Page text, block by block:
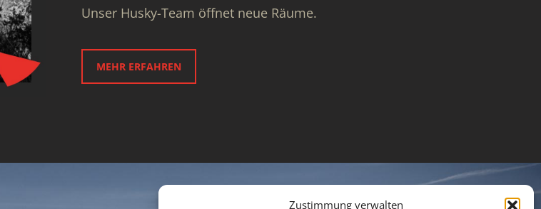
Zustimmung verwalten
Unser Husky-Team öffnet neue Räume.
MEHR ERFAHREN